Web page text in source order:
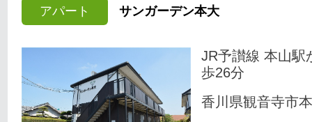
アパート サンガーデン本大
JR予讃線 本山駅
歩26分
香川県観音寺市